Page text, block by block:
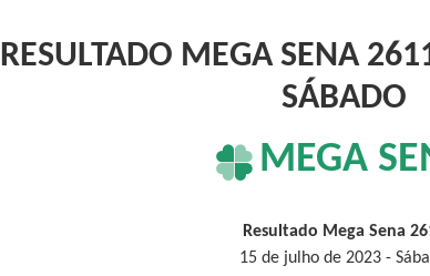
RESULTADO MEGA SENA
SÁBADO
MEGA
Resultado Mega Sena
15 de julho de 2023 -